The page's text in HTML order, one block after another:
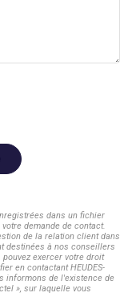
dans un fichier
demande de contact.
de la relation client dans
destinées à nos conseillers
exercer votre droit
en contactant HEUDES-
informons de l'existence de
», sur laquelle vous